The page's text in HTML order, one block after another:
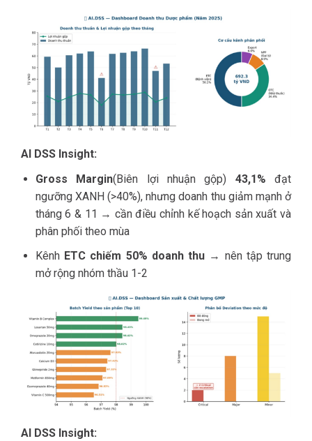
AI DSS Insight:
Gross Margin(Biên lợi nhuận gộp) 43,1% đạt
ngưỡng XANH (>40%), nhưng doanh thu giảm mạnh ở
tháng 6 & 11 → cần điều chỉnh kế hoạch sản xuất và
phân phối theo mùa
Kênh ETC chiếm 50% doanh thu → nên tập trung
mở rộng nhóm thầu 1-2
AI DSS Insight: